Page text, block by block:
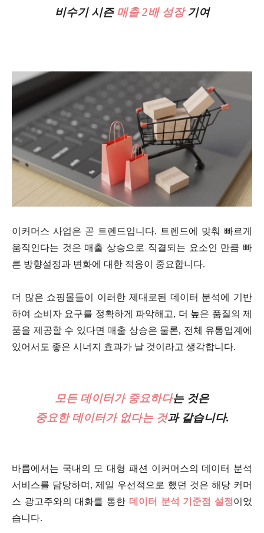
비수기 시즌 매출 2배 성장기여
이커머스 사업은 곧 트렌드입니다. 트렌드에 맞춰 빠르게
움직인다는 것은 매출 상승으로 직결되는 요소인 만큼 빠
른 방향설정과 변화에 대한 적응이 중요합니다.
더 많은 쇼핑몰들이 이러한 제대로된 데이터 분석에 기반
하여 소비자 요구를 정확하게 파악해고, 더 높은 품질의 제
품을 제공할 수 있다면 매출 상승은 물론, 전체 유통업계에
있어서도 좋은 시너지 효과가 날 것이라고 생각합니다.
모든 데이터가 중요하다는 것은
중요한 데이터가 없다는 것과 같습니다.
바름에서는 국내의 모 대형 패션 이커머스의 데이터 분석
서비스를 담당하며, 제일 우선적으로 했던 것은 해당 커머
스 광고주와의 대화를 통한 데이터 분석 기준점 설정이었
습니다.